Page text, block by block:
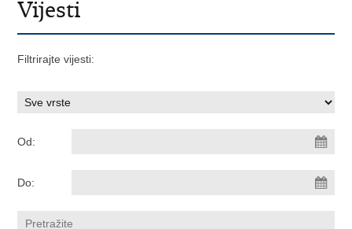
Vijesti
Filtrirajte vijesti:
Od:
Do: